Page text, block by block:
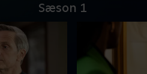
Sæson 1